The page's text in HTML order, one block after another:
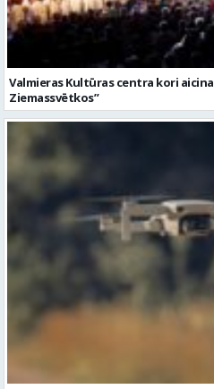
Valmieras Kultūras centra kori
Ziemassvētkos”